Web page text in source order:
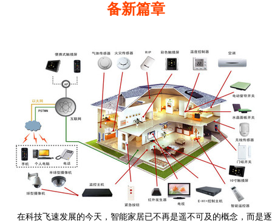
备新篇章
在科技飞速发展的今天，智能家居已不再是遥不可及的概念，而是逐